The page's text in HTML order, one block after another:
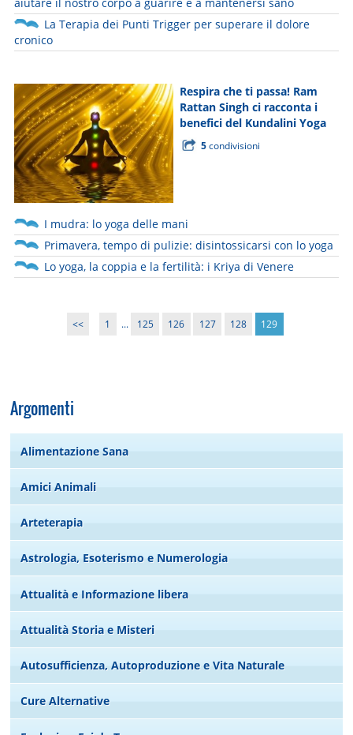
La Terapia dei Punti Trigger per superare il dolore
cronico
Respira che ti passa! Ram
Rattan Singh ci racconta i
benefici del Kundalini Yoga
5condivisioni
I mudra: lo yoga delle mani
Primavera, tempo di pulizie: disintossicarsi con lo yoga
Lo yoga, la coppia e la fertilità: i Kriya di Venere
<< 1 ... 125 126 127 128 129
Argomenti
Alimentazione Sana
Amici Animali
Arteterapia
Astrologia, Esoterismo e Numerologia
Attualità e Informazione libera
Attualità Storia e Misteri
Autosufficienza, Autoproduzione e Vita Naturale
Cure Alternative